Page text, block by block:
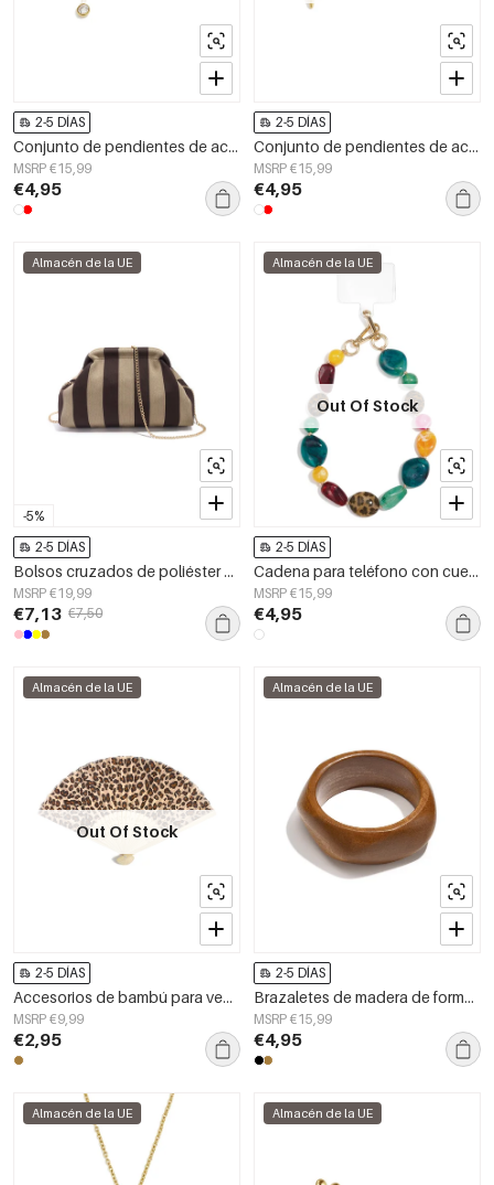
2-5 DÍAS
Conjunto de pendientes de acero inoxidable Circle Simple Daily Simple Series Joyería para mujer
MSRP €15,99
€4,95
2-5 DÍAS
Conjunto de pendientes de acero inoxidable con forma geométrica, sencillos, de la serie Daily Simple, joyería para mujer.
MSRP €15,99
€4,95
-5%
Almacén de la UE
2-5 DÍAS
Bolsos cruzados de poliéster a rayas y accesorios
MSRP €19,99
€7,13 €7,50
Almacén de la UE
Out Of Stock
2-5 DÍAS
Cadena para teléfono con cuentas, sencilla, de acrílico, accesorio diario.
MSRP €15,99
€4,95
Almacén de la UE
Out Of Stock
2-5 DÍAS
Accesorios de bambú para ventilador plegable
MSRP €9,99
€2,95
Almacén de la UE
2-5 DÍAS
Brazaletes de madera de forma irregular, sencillos, de la serie Daily Simple, joyería para mujer
MSRP €15,99
€4,95
Almacén de la UE Almacén de la UE